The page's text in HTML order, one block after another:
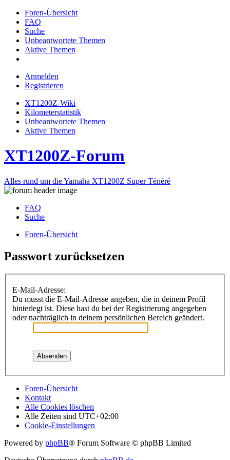
Foren-Übersicht
FAQ
Suche
Unbeantwortete Themen
Aktive Themen
Anmelden
Registrieren
XT1200Z-Wiki
Kilometerstatistik
Unbeantwortete Themen
Aktive Themen
XT1200Z-Forum
Alles rund um die Yamaha XT1200Z Super Ténéré
FAQ
Suche
Foren-Übersicht
Passwort zurücksetzen
E-Mail-Adresse:
Du musst die E-Mail-Adresse angeben, die in deinem Profil
hinterlegt ist. Diese hast du bei der Registrierung angegeben
oder nachträglich in deinem persönlichen Bereich geändert.
Foren-Übersicht
Kontakt
Alle Cookies löschen
Alle Zeiten sind UTC+02:00
Cookie-Einstellungen
Powered by phpBB® Forum Software © phpBB Limited